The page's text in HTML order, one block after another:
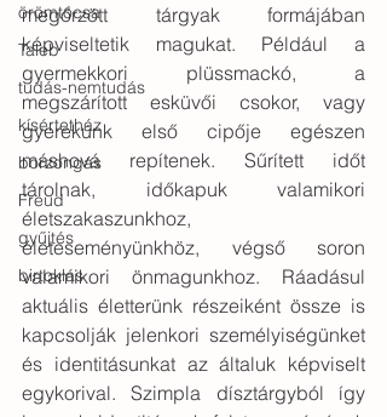
örömtócsa
Taleb
tudás-nemtudás
kísértetház
borzongás
Freud
gyűjtés
birtoklás
megőrzött tárgyak formájában
képviseltetik magukat. Például a
gyermekkori plüssmackó, a
megszárított esküvői csokor, vagy
gyerekünk első cipője egészen
máshová repítenek. Sűrített időt
tárolnak, időkapuk valamikori
életszakaszunkhoz,
életeseményünkhöz, végső soron
valamikori önmagunkhoz. Ráadásul
aktuális életterünk részeiként össze is
kapcsolják jelenkori személyiségünket
és identitásunkat az általuk képviselt
egykorival. Szimpla dísztárgyból így